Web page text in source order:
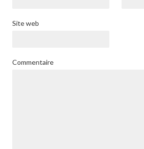
Site web
Commentaire